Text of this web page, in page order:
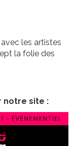
les artistes
la folie des
notre site :